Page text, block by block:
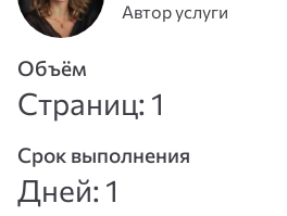
Адрес
эл. почты
или
телефон
Пароль
Войти
Автор услуги
Объём
Страниц: 1
Срок выполнения
Дней: 1